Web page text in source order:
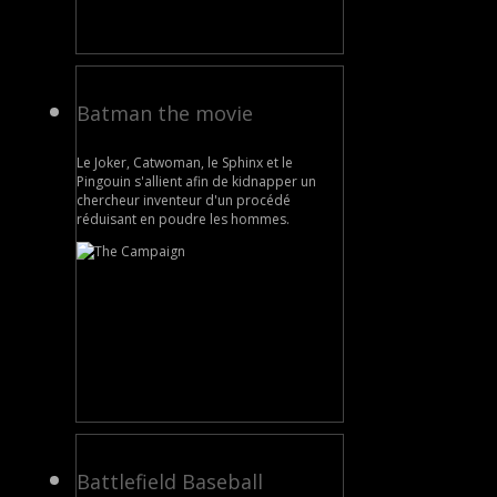
Batman the movie
Le Joker, Catwoman, le Sphinx et le
Pingouin s'allient afin de kidnapper un
chercheur inventeur d'un procédé
réduisant en poudre les hommes.
Battlefield Baseball